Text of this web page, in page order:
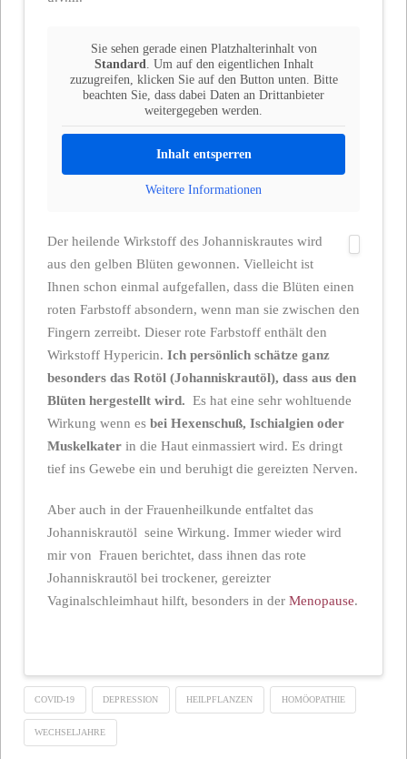
Sie sehen gerade einen Platzhalterinhalt von
Standard. Um auf den eigentlichen Inhalt
zuzugreifen, klicken Sie auf den Button unten. Bitte
beachten Sie, dass dabei Daten an Drittanbieter
weitergegeben werden.
Inhalt entsperren
Weitere Informationen
Der heilende Wirkstoff des Johanniskrautes wird
aus den gelben Blüten gewonnen. Vielleicht ist
Ihnen schon einmal aufgefallen, dass die Blüten einen
roten Farbstoff absondern, wenn man sie zwischen den
Fingern zerreibt. Dieser rote Farbstoff enthält den
Wirkstoff Hypericin. Ich persönlich schätze ganz
besonders das Rotöl (Johanniskrautöl), dass aus den
Blüten hergestellt wird. Es hat eine sehr wohltuende
Wirkung wenn es bei Hexenschuß, Ischialgien oder
Muskelkaterin die Haut einmassiert wird. Es dringt
tief ins Gewebe ein und beruhigt die gereizten Nerven.
Aber auch in der Frauenheilkunde entfaltet das
Johanniskrautöl seine Wirkung. Immer wieder wird
mir von Frauen berichtet, dass ihnen das rote
Johanniskrautöl bei trockener, gereizter
Vaginalschleimhaut hilft, besonders in der Menopause.
COVID-19 DEPRESSION HEILPFLANZEN HOMÖOPATHIE
WECHSELJAHRE